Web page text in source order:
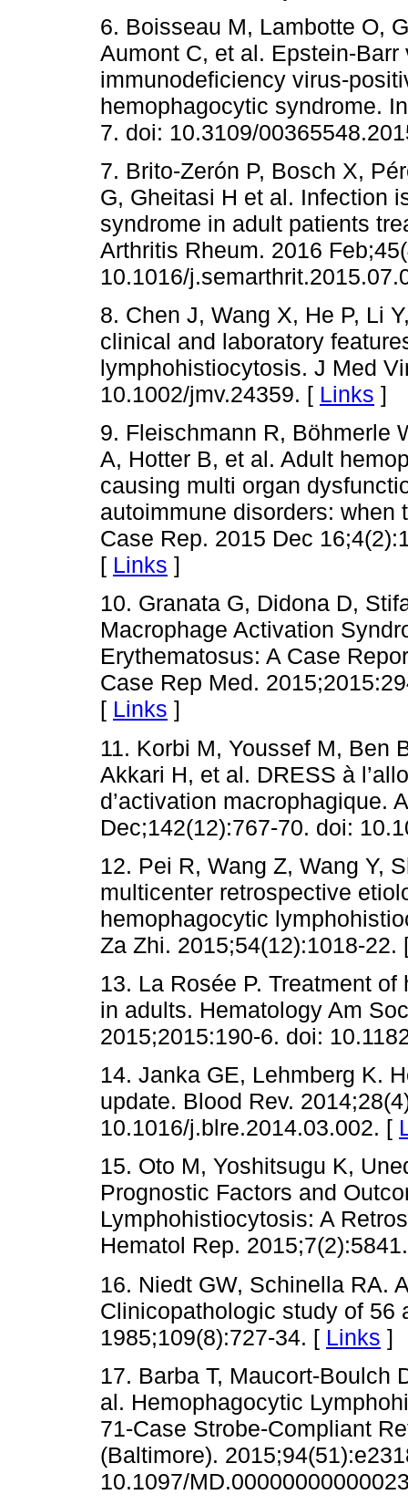
6. Boisseau M, Lambotte O,
Aumont C, et al. Epstein-
immunodeficiency virus-
hemophagocytic syndrome.
7. doi: 10.3109/
7. Brito-Zerón P, Bosch X,
G, Gheitasi H et al. Infection
syndrome in adult patients
Arthritis Rheum. 2016
10.1016/
8. Chen J, Wang X, He P, Li
clinical and laboratory
lymphohistiocytosis. J Med
10.1002/jmv.24359. [ Links ]
9. Fleischmann R, Böhmerle
A, Hotter B, et al. Adult
causing multi organ
autoimmune disorders:
Case Rep. 2015 Dec
[ Links ]
10. Granata G, Didona D,
Macrophage Activation
Erythematosus: A Case
Case Rep Med.
[ Links ]
11. Korbi M, Youssef M, Ben
Akkari H, et al. DRESS à
d’activation macrophagique.
Dec;142(12):767-70. doi:
12. Pei R, Wang Z, Wang Y,
multicenter retrospective
hemophagocytic
Za Zhi. 2015;54(12):1018-22.
13. La Rosée P. Treatment
in adults. Hematology Am
2015;2015:190-6. doi:
14. Janka GE, Lehmberg K.
update. Blood Rev.
10.1016/j.blre.2014.03.002. [
15. Oto M, Yoshitsugu K,
Prognostic Factors and
Lymphohistiocytosis: A
Hematol Rep.
16. Niedt GW, Schinella RA.
Clinicopathologic study of 56
1985;109(8):727-34. [ Links ]
17. Barba T, Maucort-Boulch
al. Hemophagocytic
71-Case Strobe-Compliant
(Baltimore).
10.1097/